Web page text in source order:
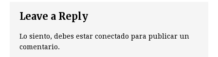
Leave a Reply
Lo siento, debes estar conectado para publicar un
comentario.